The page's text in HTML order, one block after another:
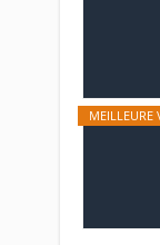
MEILLEURE